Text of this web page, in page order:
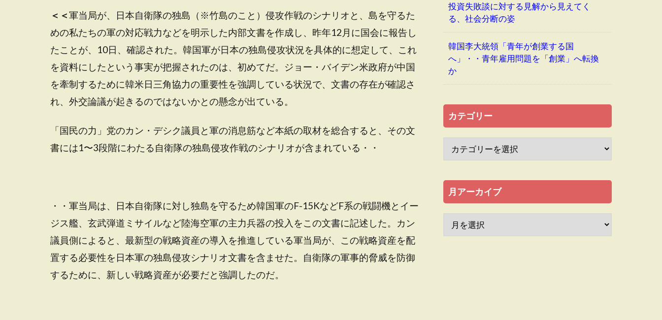
＜＜軍当局が、日本自衛隊の独島（※竹島のこと）侵攻作戦のシナリオと、島を守るた
めの私たちの軍の対応戦力などを明示した内部文書を作成し、昨年12月に国会に報告し
たことが、10日、確認された。韓国軍が日本の独島侵攻状況を具体的に想定して、これ
を資料にしたという事実が把握されたのは、初めてだ。ジョー・バイデン米政府が中国
を牽制するために韓米日三角協力の重要性を強調している状況で、文書の存在が確認さ
れ、外交論議が起きるのではないかとの懸念が出ている。
「国民の力」党のカン・デシク議員と軍の消息筋など本紙の取材を総合すると、その文
書には1〜3段階にわたる自衛隊の独島侵攻作戦のシナリオが含まれている・・
・・軍当局は、日本自衛隊に対し独島を守るため韓国軍のF-15KなどF系の戦闘機とイー
ジス艦、玄武弾道ミサイルなど陸海空軍の主力兵器の投入をこの文書に記述した。カン
議員側によると、最新型の戦略資産の導入を推進している軍当局が、この戦略資産を配
置する必要性を日本軍の独島侵攻シナリオ文書を含ませた。自衛隊の軍事的脅威を防御
するために、新しい戦略資産が必要だと強調したのだ。
投資失敗談に対する見解から見えてく
る、社会分断の姿
韓国李大統領「青年が創業する国
へ」・・青年雇用問題を「創業」へ転換
か
カテゴリー
月アーカイブ